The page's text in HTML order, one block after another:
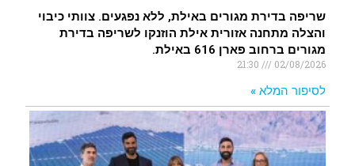
שריפה בדירת מגורים באילת, ללא נפגעים. צוותי כיבוי
והצלה מתחנה אזורית אילת הוזנקו לשריפה בדירת
מגורים ברחוב פארן 616 באילת.
02/08/2026
לסיפור המלא »